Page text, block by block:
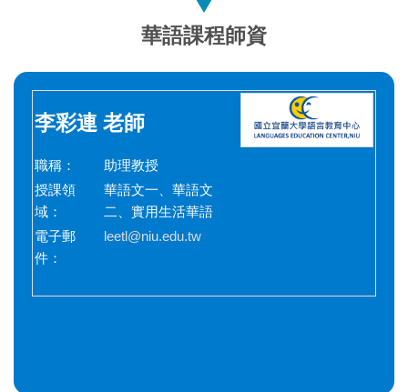
華語課程師資
李彩連 老師
職稱：
助理教授
授課領
域：
華語文一、華語文
二、實用生活華語
電子郵
件：
leetl@niu.edu.tw